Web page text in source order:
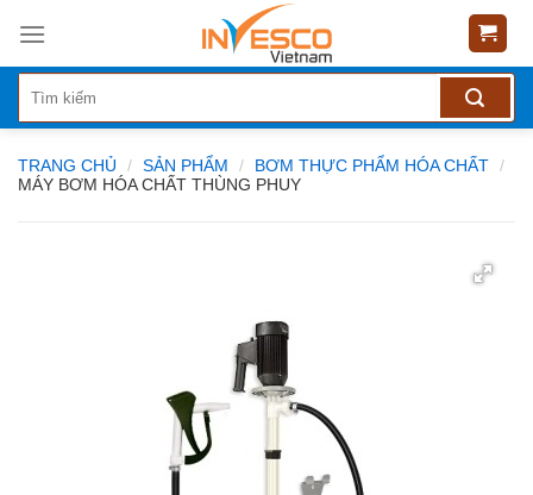
content
TRANG CHỦ / SẢN PHẨM / BƠM THỰC PHẨM HÓA CHẤT /
MÁY BƠM HÓA CHẤT THÙNG PHUY